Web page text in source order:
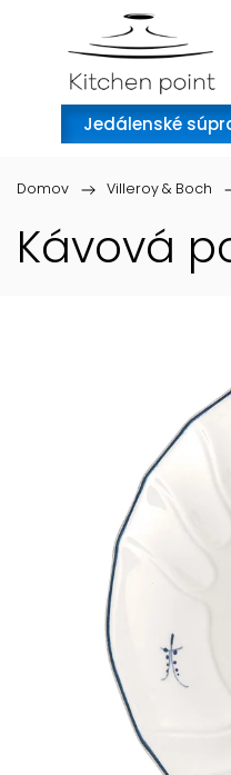
Jedálenské
Domov / Villeroy & Boch /
Kávová